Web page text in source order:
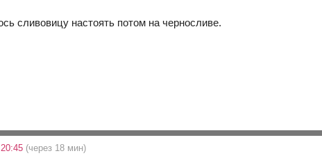
сливовицу настоять потом на черносливе.
(через 18 мин)